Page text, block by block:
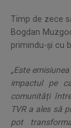
Timp de zece
Bogdan
primindu-și cu
„Este
impactul pe
comunități
TVR a ales să
pot